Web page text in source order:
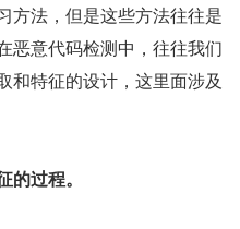
方法，但是这些方法往往是
恶意代码检测中，往往我们
和特征的设计，这里面涉及
过程。